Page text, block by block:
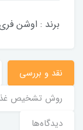
برند : اوشن
نقد و بررسی
روش تشخیص
دیدگاه‌ها